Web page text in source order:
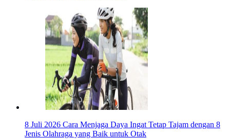
8 Juli 2026 Cara Menjaga Daya Ingat Tetap Tajam dengan 8
Jenis Olahraga yang Baik untuk Otak